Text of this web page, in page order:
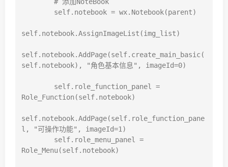
self.notebook.AssignImageList(img_list)
self.notebook.AddPage(self.create_main_basic(
self.notebook), "角色基本信息", imageId=0)
Role_Function(self.notebook)
self.notebook.AddPage(self.role_function_pane
l, "可操作功能", imageId=1)
Role_Menu(self.notebook)